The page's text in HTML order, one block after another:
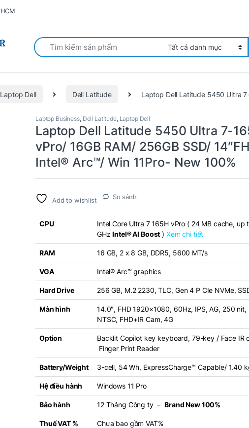
Search for:
Laptop Dell Dell Latitude Laptop Dell Latitude 5450 Ultra
Laptop Business, Dell Latitude, Laptop Dell
Laptop Dell Latitude 5450 Ultra 7-
vPro/ 16GB RAM/ 256GB SSD/
Intel® Arc™/ Win 11Pro- New 100%
Add to wishlist So sánh
CPU
Intel Core Ultra 7 165H vPro ( 24 MB cache, up
GHzIntel® AI Boost ) Xem chi tiết
RAM 16 GB, 2 x 8 GB, DDR5, 5600 MT/s
VGA Intel® Arc™ graphics
Hard Drive 256 GB, M.2 2230, TLC, Gen 4 P CIe NVMe,
Màn hình
14.0″, FHD 1920×1080, 60Hz, IPS, AG, 250 nit,
NTSC, FHD+IR Cam, 4G
Option
Backlit Copilot key keyboard, 79-key / Face IR
Finger Print Reader
Battery/Weight 3-cell, 54 Wh, ExpressCharge™ Capable/ 1.40
Hệ điều hành Windows 11 Pro
Bảo hành 12 Tháng Công ty –Brand New 100%
Thuế VAT % Chưa bao gồm VAT%